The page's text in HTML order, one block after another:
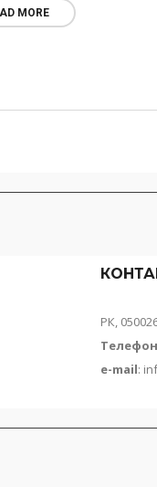
MORE
РК,
Телефон
e-mail: